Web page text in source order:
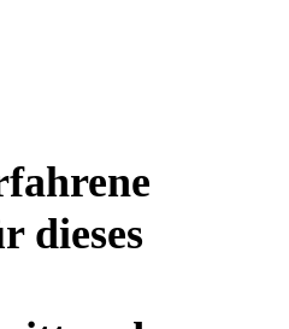
dieses